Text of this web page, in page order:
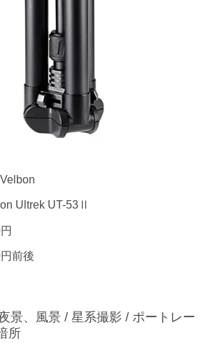
Ultrek UT-53Ⅱ
前後
景、風景 / 星系撮影 / ポートレー
所